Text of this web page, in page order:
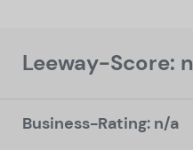
Leeway-Score:
Business-Rating: n/a